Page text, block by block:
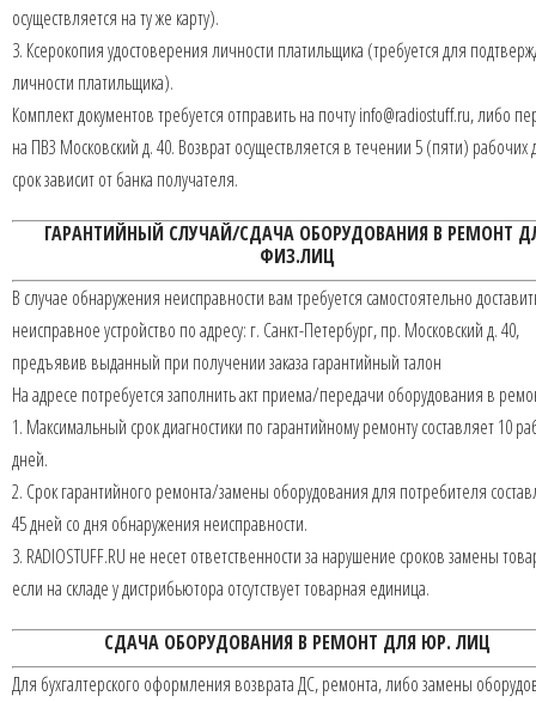
осуществляется на ту же карту).
3. Ксерокопия удостоверения личности платильщика (требуется для
личности платильщика).
Комплект документов требуется отправить на почту info@radiostuff.ru, либо
на ПВЗ Московский д. 40. Возврат осуществляется в течении 5 (пяти) рабочих
срок зависит от банка получателя.
ГАРАНТИЙНЫЙ СЛУЧАЙ/СДАЧА ОБОРУДОВАНИЯ В РЕМОНТ
ФИЗ.ЛИЦ
В случае обнаружения неисправности вам требуется самостоятельно
неисправное устройство по адресу: г. Санкт-Петербург, пр. Московский д. 40,
предъявив выданный при получении заказа гарантийный талон
На адресе потребуется заполнить акт приема/передачи оборудования в
1. Максимальный срок диагностики по гарантийному ремонту составляет 10
дней.
2. Срок гарантийного ремонта/замены оборудования для потребителя
45 дней со дня обнаружения неисправности.
3. RADIOSTUFF.RU не несет ответственности за нарушение сроков замены
если на складе у дистрибьютора отсутствует товарная единица.
СДАЧА ОБОРУДОВАНИЯ В РЕМОНТ ДЛЯ ЮР. ЛИЦ
Для бухгалтерского оформления возврата ДС, ремонта, либо замены